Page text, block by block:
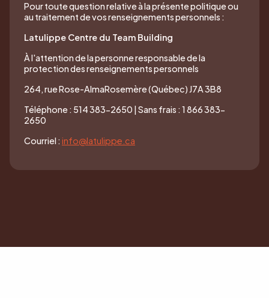
Pour toute question relative à la présente politique ou
au traitement de vos renseignements personnels :
Latulippe Centre du Team Building
À l'attention de la personne responsable de la
protection des renseignements personnels
264, rue Rose-AlmaRosemère (Québec) J7A 3B8
Téléphone : 514 383-2650 | Sans frais : 1 866 383-
2650
Courriel : info@latulippe.ca